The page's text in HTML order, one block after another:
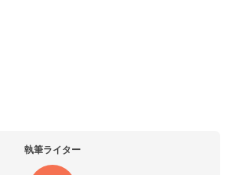
執筆ライター